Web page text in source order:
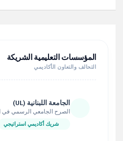
المؤسسات التعليمية الشريكة
التحالف والتعاون الأكاديمي
الجامعة اللبنانية (UL)
الصرح الجامعي الرسمي في
شريك أكاديمي استراتيجي